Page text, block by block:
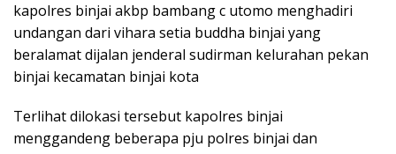
kapolres binjai akbp bambang c utomo menghadiri
undangan dari vihara setia buddha binjai yang
beralamat dijalan jenderal sudirman kelurahan pekan
binjai kecamatan binjai kota
Terlihat dilokasi tersebut kapolres binjai
menggandeng beberapa pju polres binjai dan